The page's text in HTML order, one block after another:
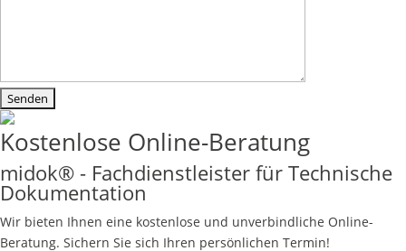
Kostenlose Online-Beratung
midok® - Fachdienstleister für Technische
Dokumentation
Wir bieten Ihnen eine kostenlose und unverbindliche Online-
Beratung. Sichern Sie sich Ihren persönlichen Termin!